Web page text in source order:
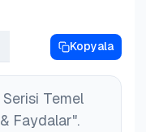
Kopyala
Temel
Faydalar".